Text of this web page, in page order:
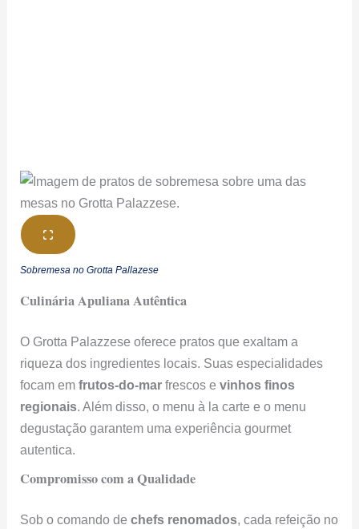
Sobremesa no Grotta Pallazese
Culinária Apuliana Autêntica
O Grotta Palazzese oferece pratos que exaltam a
riqueza dos ingredientes locais. Suas especialidades
focam emfrutos-do-mar frescos evinhos finos
regionais. Além disso, o menu à la carte e o menu
degustação garantem uma experiência gourmet
autentica.
Compromisso com a Qualidade
Sob o comando dechefs renomados, cada refeição no